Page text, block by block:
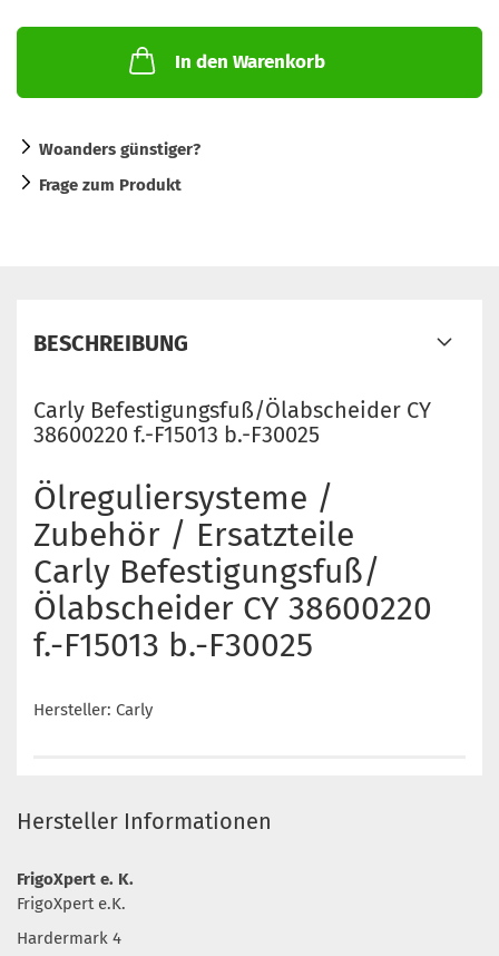
In den Warenkorb
Woanders günstiger?
Frage zum Produkt
BESCHREIBUNG
Carly Befestigungsfuß/Ölabscheider CY
38600220 f.-F15013 b.-F30025
Ölreguliersysteme /
Zubehör / Ersatzteile
Carly Befestigungsfuß/
Ölabscheider CY 38600220
f.-F15013 b.-F30025
Hersteller: Carly
Hersteller Informationen
FrigoXpert e. K.
FrigoXpert e.K.
Hardermark 4